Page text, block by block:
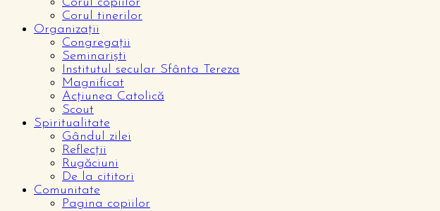
Corul tinerilor
Organizații
Congregații
Seminariști
Institutul secular Sfânta Tereza
Magnificat
Acțiunea Catolică
Scout
Spiritualitate
Gândul zilei
Reflecții
Rugăciuni
De la cititori
Comunitate
Pagina copiilor